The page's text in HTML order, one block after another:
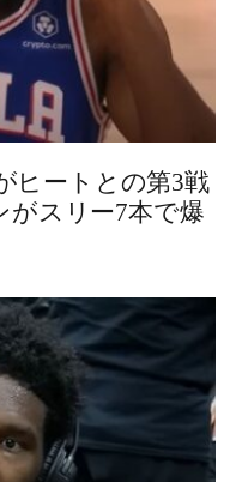
ヒートとの第3戦
がスリー7本で爆